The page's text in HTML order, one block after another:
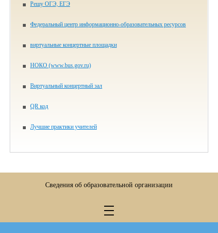
Решу ОГЭ, ЕГЭ
Федеральный центр информационно-образовательных ресурсов
виртуальные концертные площадки
НОКО (www.bus.gov.ru)
Виртуальный концертный зал
QR код
Лучшие практики учителей
Сведения об образовательной организации